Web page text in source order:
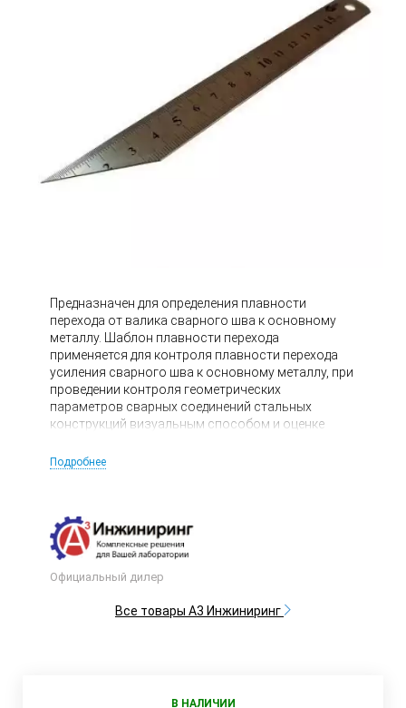
Предназначен для определения плавности
перехода от валика сварного шва к основному
металлу. Шаблон плавности перехода
применяется для контроля плавности перехода
усиления сварного шва к основному металлу, при
проведении контроля геометрических
параметров сварных соединений стальных
конструкций визуальным способом и оценке
Калибровкой.
Подробнее
Официальный дилер
Все товары А3 Инжиниринг
В НАЛИЧИИ